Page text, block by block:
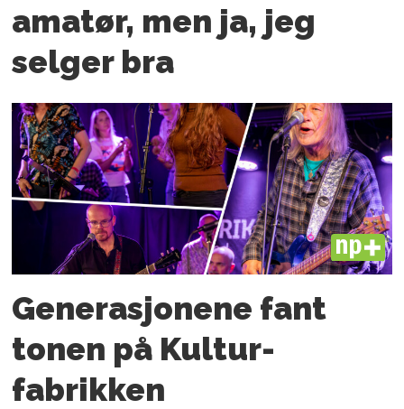
amatør, men ja, jeg
selger bra
PLUS
Generasjonene fant
tonen på Kultur­
fabrikken